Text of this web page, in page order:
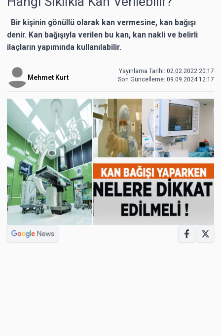
Bir kişinin gönüllü olarak kan vermesine, kan bağışı
denir. Kan bağışıyla verilen bu kan, kan nakli ve belirli
ilaçların yapımında kullanılabilir.
Mehmet Kurt
Yayınlama Tarihi: 02.02.2022 20:17
Son Güncelleme: 09.09.2024 12:17